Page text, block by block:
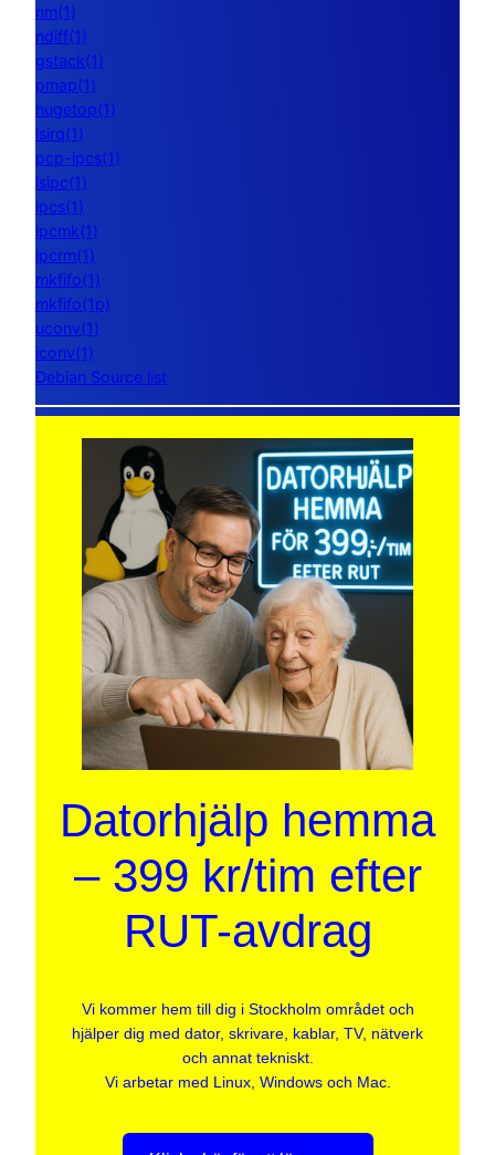
nm(1)
ndiff(1)
gstack(1)
pmap(1)
hugetop(1)
lsirq(1)
pcp-ipcs(1)
lsipc(1)
ipcs(1)
ipcmk(1)
ipcrm(1)
mkfifo(1)
mkfifo(1p)
uconv(1)
iconv(1)
Debian Source list
Datorhjälp hemma
– 399 kr/tim efter
RUT-avdrag
Vi kommer hem till dig i Stockholm området och
hjälper dig med dator, skrivare, kablar, TV, nätverk
och annat tekniskt.
Vi arbetar med Linux, Windows och Mac.